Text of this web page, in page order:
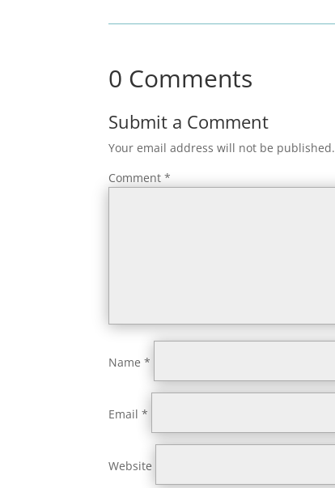
0 Comments
Submit a Comment
Your email address will not be published.
Comment*
Name*
Email*
Website